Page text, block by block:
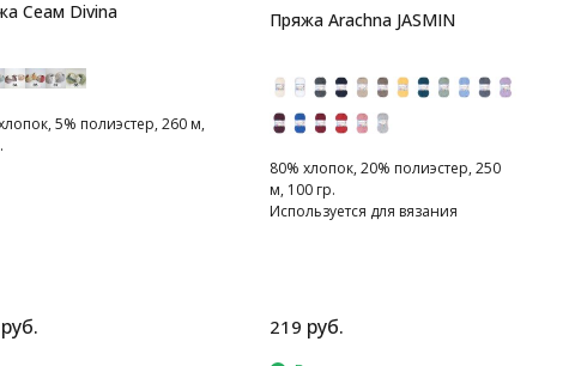
Сеам Divina
5% полиэстер, 260 м,
руб.
Пряжа Arachna JASMIN
80% хлопок, 20% полиэстер, 250
м, 100 гр.
Используется для вязания
219 руб.